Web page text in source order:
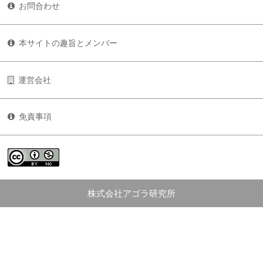
お問合わせ
本サイトの趣旨とメンバー
運営会社
免責事項
株式会社アゴラ研究所